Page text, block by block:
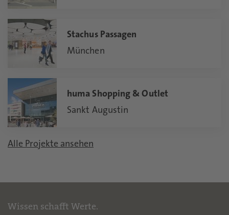
Stachus Passagen
München
huma Shopping & Outlet
Sankt Augustin
Alle Projekte ansehen
Wissen schafft Werte.